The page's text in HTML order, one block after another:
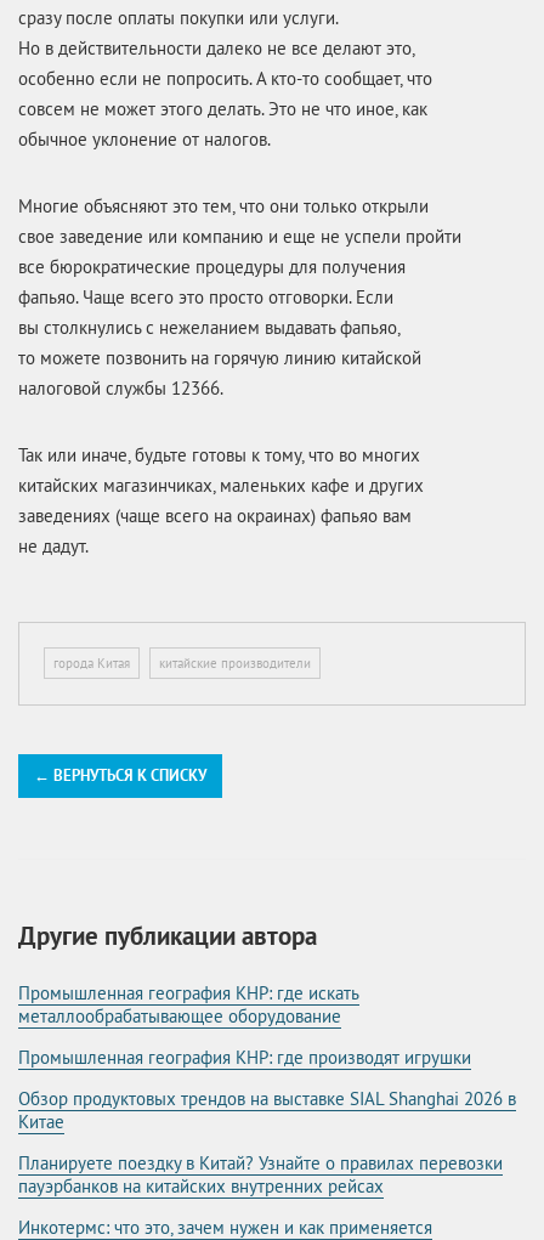
сразу после оплаты покупки или услуги.
Но в действительности далеко не все делают это,
особенно если не попросить. А кто-то сообщает, что
совсем не может этого делать. Это не что иное, как
обычное уклонение от налогов.
Многие объясняют это тем, что они только открыли
свое заведение или компанию и еще не успели пройти
все бюрократические процедуры для получения
фапьяо. Чаще всего это просто отговорки. Если
вы столкнулись с нежеланием выдавать фапьяо,
то можете позвонить на горячую линию китайской
налоговой службы 12366.
Так или иначе, будьте готовы к тому, что во многих
китайских магазинчиках, маленьких кафе и других
заведениях (чаще всего на окраинах) фапьяо вам
не дадут.
города Китая китайские производители
← ВЕРНУТЬСЯ К СПИСКУ
Другие публикации автора
Промышленная география КНР: где искать
металлообрабатывающее оборудование
Промышленная география КНР: где производят игрушки
Обзор продуктовых трендов на выставке SIAL Shanghai 2026 в
Китае
Планируете поездку в Китай? Узнайте о правилах перевозки
пауэрбанков на китайских внутренних рейсах
Инкотермс: что это, зачем нужен и как применяется